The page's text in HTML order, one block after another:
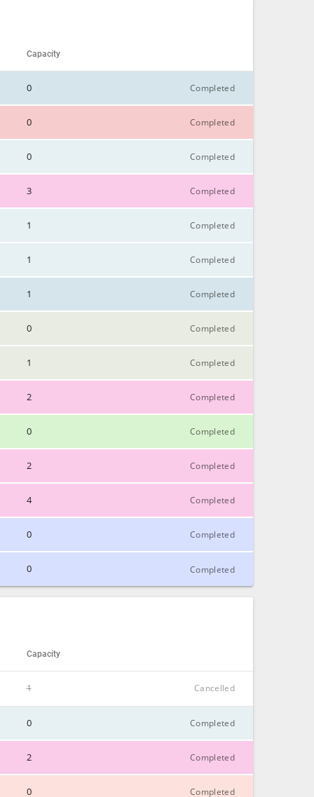
Capacity
0 Completed
CLOSE
0 Completed
CLOSE
0 Completed
CLOSE
3 Completed
CLOSE
1 Completed
CLOSE
1 Completed
CLOSE
1 Completed
CLOSE
0 Completed
CLOSE
1 Completed
CLOSE
2 Completed
CLOSE
0 Completed
CLOSE
2 Completed
CLOSE
4 Completed
CLOSE
0 Completed
CLOSE
0 Completed
Capacity
1 Cancelled
CLOSE
0 Completed
CLOSE
2 Completed
CLOSE
0 Completed